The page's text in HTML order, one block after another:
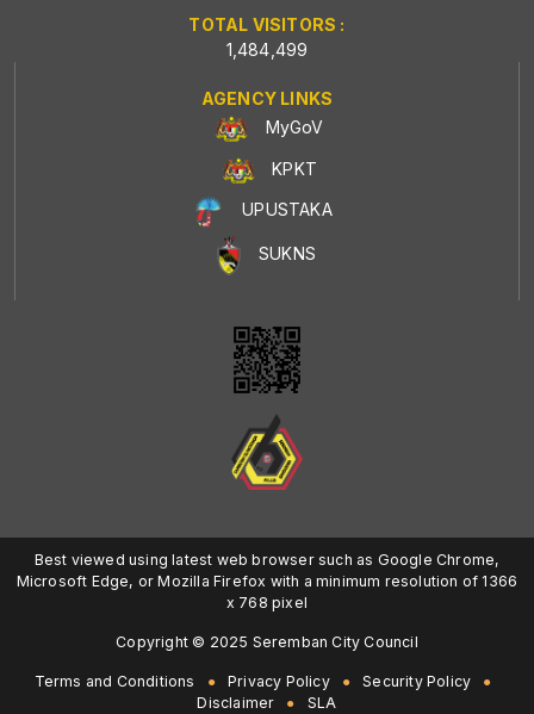
TOTAL VISITORS :
1,484,499
AGENCY LINKS
MyGoV
KPKT
UPUSTAKA
SUKNS
Best viewed using latest web browser such as Google Chrome,
Microsoft Edge, or Mozilla Firefox with a minimum resolution of 1366
x 768 pixel
Copyright © 2025 Seremban City Council
Terms and Conditions Privacy Policy
Security Policy
Disclaimer
SLA